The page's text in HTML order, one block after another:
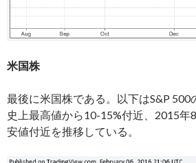
米国株
最後に米国株である。以下はS&P 500
史上最高値から10-15%付近、2015年
安値付近を推移している。